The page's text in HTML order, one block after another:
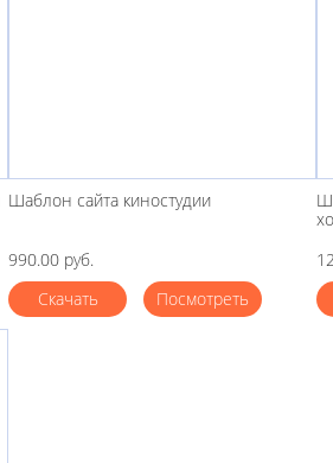
Шаблон сайта киностудии
990.00 руб.
Скачать
Посмотреть